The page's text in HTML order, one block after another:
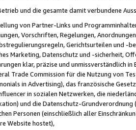
und die gesamte damit verbundene
von Partner-Links und
Vorschriften, Regelungen,
Gerichtsurteilen und -
Marketing, Datenschutz und -sicherheit,
klar, präzise und unmissverständlich
Trade Commission für die Nutzung von
in Advertising), das französische
in sozialen Netzwerken, die
und die Datenschutz-
Personen (einschließlich aller
Website hostet),